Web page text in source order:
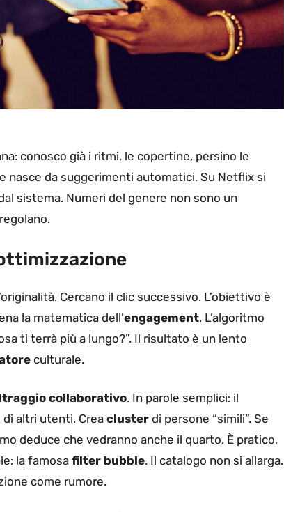
conosco già i ritmi, le copertine, persino le
nasce da suggerimenti automatici. Su Netflix si
sistema. Numeri del genere non sono un
Cercano il clic successivo. L’obiettivo è
la matematica dell’engagement. L’algoritmo
ti terrà più a lungo?”. Il risultato è un lento
culturale.
collaborativo. In parole semplici: il
altri utenti. Crea cluster di persone “simili”. Se
deduce che vedranno anche il quarto. È pratico,
la famosa filter bubble. Il catalogo non si allarga.
come rumore.